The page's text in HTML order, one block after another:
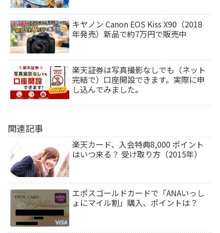
キヤノン Canon EOS Kiss X90（2018
年発売）新品で約7万円で販売中
楽天証券は写真撮影なしでも（ネット
完結で）口座開設できます。実際に申
し込んでみました。
関連記事
楽天カード、入会特典8,000 ポイント
はいつ来る？ 受け取り方（2015年）
エポスゴールドカードで「ANAいっし
ょにマイル割」購入、ポイントは？